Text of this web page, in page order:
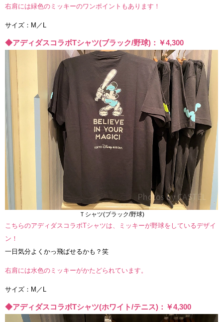
右肩には緑色のミッキーのワンポイントもあります！
サイズ：M／L
◆アディダスコラボTシャツ(ブラック/野球)：￥4,300
Ｔシャツ(ブラック/野球)
こちらのアディダスコラボTシャツは、ミッキーが野球をしているデザイ
ン！
一日気分よくかっ飛ばせるかも？笑
右肩には水色のミッキーがかたどられています。
サイズ：M／L
◆アディダスコラボTシャツ(ホワイト/テニス)：￥4,300